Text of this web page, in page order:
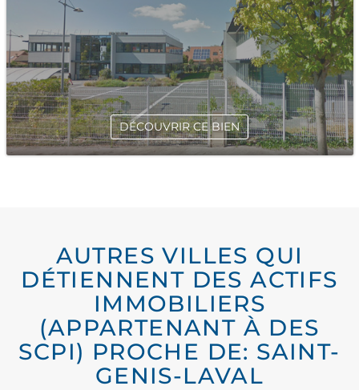
DÉCOUVRIR CE BIEN
AUTRES VILLES QUI
DÉTIENNENT DES ACTIFS
IMMOBILIERS
(APPARTENANT À DES
SCPI) PROCHE DE: SAINT-
GENIS-LAVAL